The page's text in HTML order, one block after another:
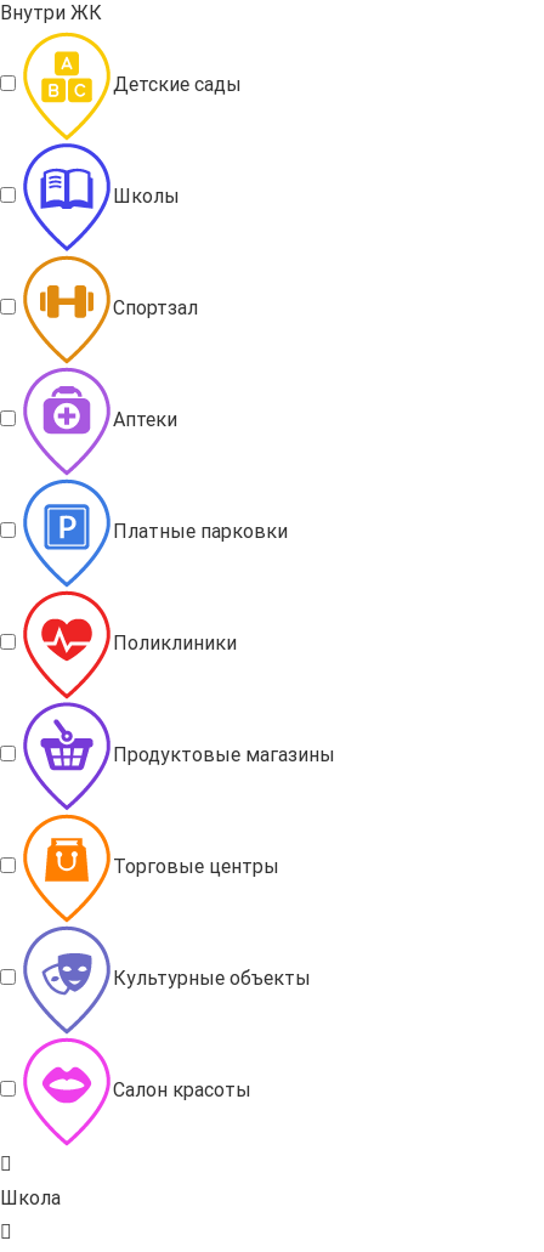
Внутри ЖК
Детские сады
Школы
Спортзал
Аптеки
Платные парковки
Поликлиники
Продуктовые магазины
Торговые центры
Культурные объекты
Салон красоты
Школа